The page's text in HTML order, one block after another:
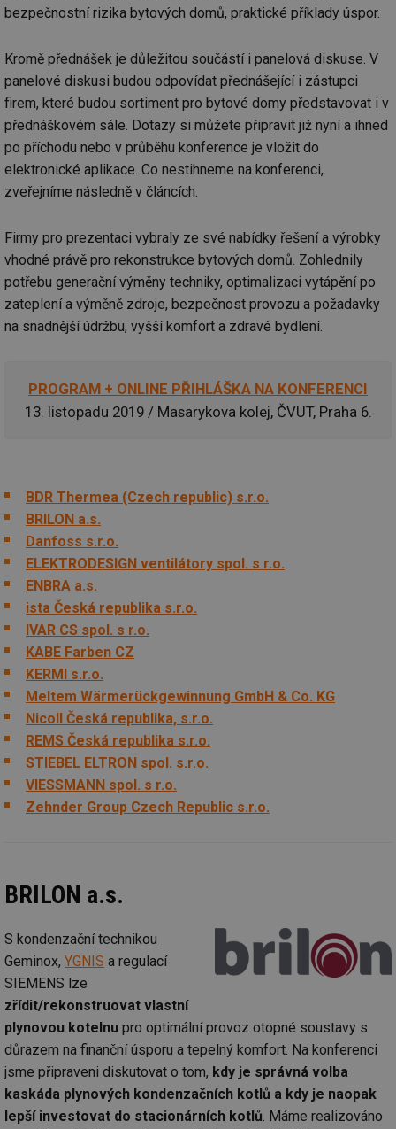
bezpečnostní rizika bytových domů, praktické příklady úspor.
Kromě přednášek je důležitou součástí i panelová diskuse. V
panelové diskusi budou odpovídat přednášející i zástupci
firem, které budou sortiment pro bytové domy představovat i v
přednáškovém sále. Dotazy si můžete připravit již nyní a ihned
po příchodu nebo v průběhu konference je vložit do
elektronické aplikace. Co nestihneme na konferenci,
zveřejníme následně v článcích.
Firmy pro prezentaci vybraly ze své nabídky řešení a výrobky
vhodné právě pro rekonstrukce bytových domů. Zohlednily
potřebu generační výměny techniky, optimalizaci vytápění po
zateplení a výměně zdroje, bezpečnost provozu a požadavky
na snadnější údržbu, vyšší komfort a zdravé bydlení.
PROGRAM + ONLINE PŘIHLÁŠKA NA KONFERENCI
13. listopadu 2019 / Masarykova kolej, ČVUT, Praha 6.
BDR Thermea (Czech republic) s.r.o.
BRILON a.s.
Danfoss s.r.o.
ELEKTRODESIGN ventilátory spol. s r.o.
ENBRA a.s.
ista Česká republika s.r.o.
IVAR CS spol. s r.o.
KABE Farben CZ
KERMI s.r.o.
Meltem Wärmerückgewinnung GmbH & Co. KG
Nicoll Česká republika, s.r.o.
REMS Česká republika s.r.o.
STIEBEL ELTRON spol. s.r.o.
VIESSMANN spol. s r.o.
Zehnder Group Czech Republic s.r.o.
BRILON a.s.
S kondenzační technikou
Geminox, YGNIS a regulací
SIEMENS lze
zřídit/rekonstruovat vlastní
plynovou kotelnu pro optimální provoz otopné soustavy s
důrazem na finanční úsporu a tepelný komfort. Na konferenci
jsme připraveni diskutovat o tom, kdy je správná volba
kaskáda plynových kondenzačních kotlů a kdy je naopak
lepší investovat do stacionárních kotlů. Máme realizováno